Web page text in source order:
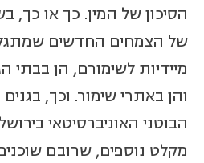
הסיכון של המין. כך או כך,
של הצמחים החדשים
מיידיות לשימורם, הן בבתי
והן באתרי שימור. וכך,
הבוטני האוניברסיטאי
מקלט נוספים, שרובם